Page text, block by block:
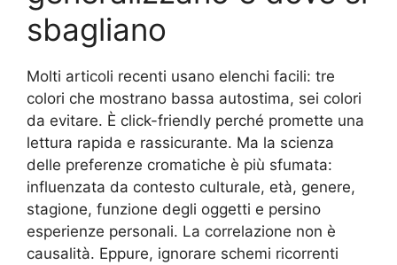
sbagliano
Molti articoli recenti usano elenchi facili: tre
colori che mostrano bassa autostima, sei colori
da evitare. È click-friendly perché promette una
lettura rapida e rassicurante. Ma la scienza
delle preferenze cromatiche è più sfumata:
influenzata da contesto culturale, età, genere,
stagione, funzione degli oggetti e persino
esperienze personali. La correlazione non è
causalità. Eppure, ignorare schemi ricorrenti